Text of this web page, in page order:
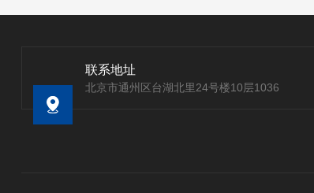
联系地址
北京市通州区台湖北里24号楼10层1036